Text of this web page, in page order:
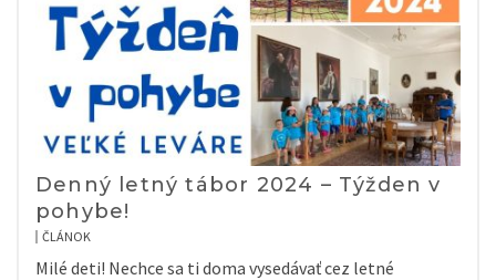
Denný letný tábor 2024 – Týžden v
pohybe!
ČLÁNOK
Milé deti! Nechce sa ti doma vysedávať cez letné